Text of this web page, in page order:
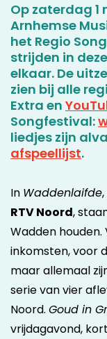
Op zaterdag 1
Arnhemse
het Regio
strijden in
elkaar. De
zien bij alle
Extra en
Songfestival:
liedjes zijn
afspeellijst.
In Waddenlaifde
RTV Noord,
Wadden
inkomsten, voor
maar allemaal
serie van vier
Noord. Goud in
vrijdagavond,